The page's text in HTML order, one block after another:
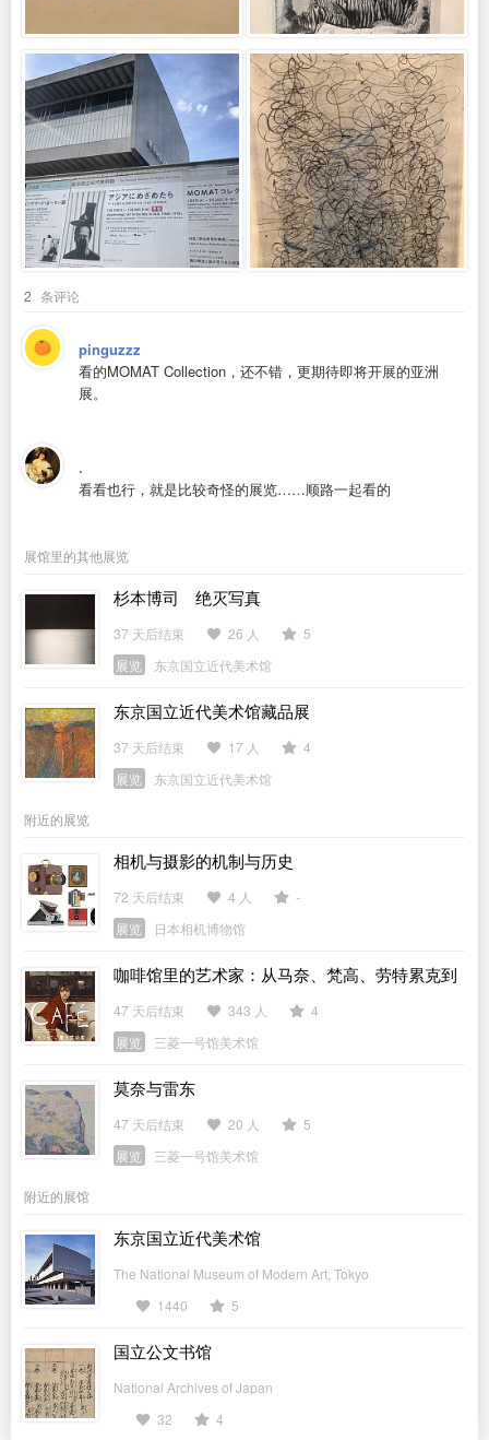
2 条评论
pinguzzz
看的MOMAT Collection，还不错，更期待即将开展的亚洲
展。
.
看看也行，就是比较奇怪的展览……顺路一起看的
展馆里的其他展览
杉本博司 绝灭写真
37 天后结束 26 人
5
展览
东京国立近代美术馆
东京国立近代美术馆藏品展
37 天后结束 17 人
4
展览
东京国立近代美术馆
附近的展览
相机与摄影的机制与历史
72 天后结束 4 人
-
展览
日本相机博物馆
咖啡馆里的艺术家：从马奈、梵高、劳特累克到
毕加索
47 天后结束 343 人
4
展览
三菱一号馆美术馆
莫奈与雷东
47 天后结束 20 人
5
展览
三菱一号馆美术馆
附近的展馆
东京国立近代美术馆
The National Museum of Modern Art, Tokyo
1440
5
国立公文书馆
National Archives of Japan
32
4